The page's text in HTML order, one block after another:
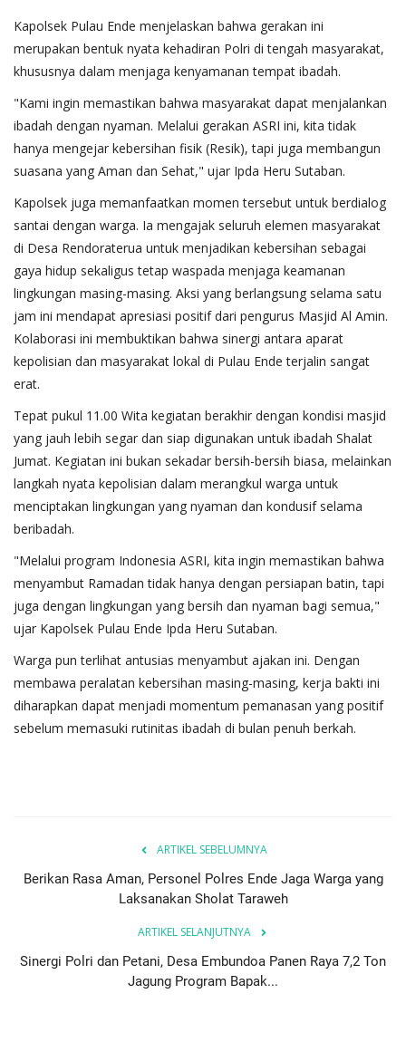
​Kapolsek Pulau Ende menjelaskan bahwa gerakan ini
merupakan bentuk nyata kehadiran Polri di tengah masyarakat,
khususnya dalam menjaga kenyamanan tempat ibadah.
​"Kami ingin memastikan bahwa masyarakat dapat menjalankan
ibadah dengan nyaman. Melalui gerakan ASRI ini, kita tidak
hanya mengejar kebersihan fisik (Resik), tapi juga membangun
suasana yang Aman dan Sehat," ujar Ipda Heru Sutaban.
​Kapolsek juga memanfaatkan momen tersebut untuk berdialog
santai dengan warga. Ia mengajak seluruh elemen masyarakat
di Desa Rendoraterua untuk menjadikan kebersihan sebagai
gaya hidup sekaligus tetap waspada menjaga keamanan
lingkungan masing-masing. Aksi yang berlangsung selama satu
jam ini mendapat apresiasi positif dari pengurus Masjid Al Amin.
Kolaborasi ini membuktikan bahwa sinergi antara aparat
kepolisian dan masyarakat lokal di Pulau Ende terjalin sangat
erat.
​Tepat pukul 11.00 Wita kegiatan berakhir dengan kondisi masjid
yang jauh lebih segar dan siap digunakan untuk ibadah Shalat
Jumat. Kegiatan ini bukan sekadar bersih-bersih biasa, melainkan
langkah nyata kepolisian dalam merangkul warga untuk
menciptakan lingkungan yang nyaman dan kondusif selama
beribadah.
​"Melalui program Indonesia ASRI, kita ingin memastikan bahwa
menyambut Ramadan tidak hanya dengan persiapan batin, tapi
juga dengan lingkungan yang bersih dan nyaman bagi semua,"
ujar Kapolsek Pulau Ende Ipda Heru Sutaban.
​Warga pun terlihat antusias menyambut ajakan ini. Dengan
membawa peralatan kebersihan masing-masing, kerja bakti ini
diharapkan dapat menjadi momentum pemanasan yang positif
sebelum memasuki rutinitas ibadah di bulan penuh berkah.
ARTIKEL SEBELUMNYA
Berikan Rasa Aman, Personel Polres Ende Jaga Warga yang
Laksanakan Sholat Taraweh
ARTIKEL SELANJUTNYA
Sinergi Polri dan Petani, Desa Embundoa Panen Raya 7,2 Ton
Jagung Program Bapak...